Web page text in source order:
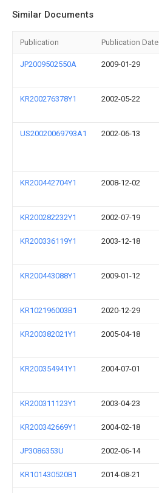
Similar Documents
Publication Publication Date
JP2009502550A 2009-01-29
KR200276378Y1 2002-05-22
US20020069793A1 2002-06-13
KR200442704Y1 2008-12-02
KR200282232Y1 2002-07-19
KR200336119Y1 2003-12-18
KR200443088Y1 2009-01-12
KR102196003B1 2020-12-29
KR200382021Y1 2005-04-18
KR200354941Y1 2004-07-01
KR200311123Y1 2003-04-23
KR200342669Y1 2004-02-18
JP3086353U 2002-06-14
KR101430520B1 2014-08-21